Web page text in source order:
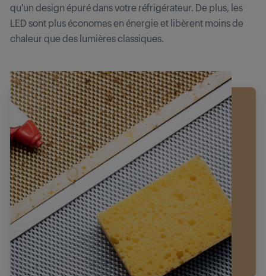
qu'un design épuré dans votre réfrigérateur. De plus, les
LED sont plus économes en énergie et libèrent moins de
chaleur que des lumières classiques.